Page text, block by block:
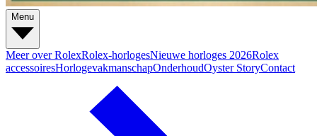
Menu
Meer over RolexRolex-horlogesNieuwe horloges 2026Rolex
accessoiresHorlogevakmanschapOnderhoudOyster StoryContact